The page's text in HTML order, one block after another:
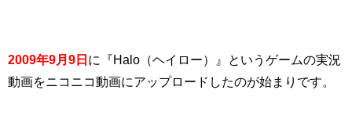
2009年9月9日 に 『Halo（ヘイロー） 』というゲームの実況
動画をニコニコ動画にアップロードしたのが始まりです。